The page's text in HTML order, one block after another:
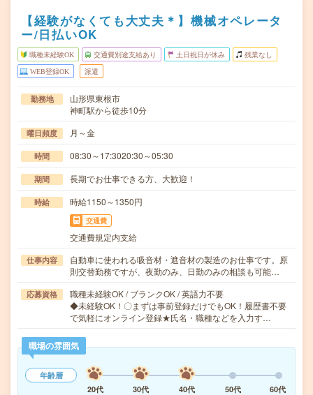
【経験がなくても大丈夫＊】機械オペレータ
ー/日払いOK
職種未経験OK 交通費別途支給あり 土日祝日が休み 残業なし
WEB登録OK 派遣
勤務地
山形県東根市
神町駅から徒歩10分
曜日頻度 月～金
時間 08:30～17:3020:30～05:30
期間 長期でお仕事できる方、大歓迎！
時給 時給1150～1350円
交通費
交通費規定内支給
仕事内容
自動車に使われる吸音材・遮音材の製造のお仕事です。原
則交替勤務ですが、夜勤のみ、日勤のみの相談も可能…
応募資格
職種未経験OK / ブランクOK / 英語力不要
◆未経験OK！〇まずは事前登録だけでもOK！履歴書不要
で気軽にオンライン登録★氏名・職種などを入力す…
職場の雰囲気
年齢層
20代
30代 40代 50代 60代